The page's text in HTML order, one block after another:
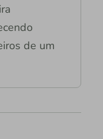
de um